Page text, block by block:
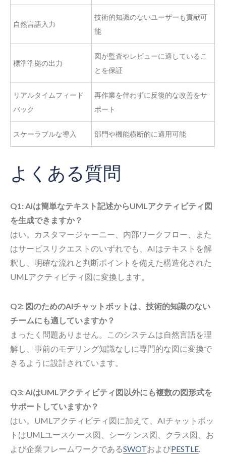
自然言語入力
技術的知識のないユーザーも貢献可
能
標準準拠の出力
図が監査やレビューに適しているこ
とを保証
リアルタイムフィード
バック
再作業を伴わずに反復的な改善をサ
ポート
スケーラブルな導入 部門や機能横断的に適用可能
よくある質問
Q1: AIは簡単なテキスト記述からUMLアクティビティ図
を生成できますか？
はい。カスタマージャーニー、内部ワークフロー、また
はサービスリクエストのいずれでも、AIはテキストを解
釈し、明確な流れと判断ポイントを備えた構造化された
UMLアクティビティ図に変換します。
Q2: 図のためのAIチャットボットは、技術的知識のない
チームにも適していますか？
まったく問題ありません。このシステムは自然言語を理
解し、事前のモデリング知識なしに専門的な図に変換で
きるように設計されています。
Q3: AIはUMLアクティビティ図以外にも複数の図形式を
サポートしていますか？
はい。UMLアクティビティ図に加えて、AIチャットボッ
トはUMLユースケース図、シーケンス図、クラス図、お
よび企業フレームワークであるSWOTおよびPESTLE.